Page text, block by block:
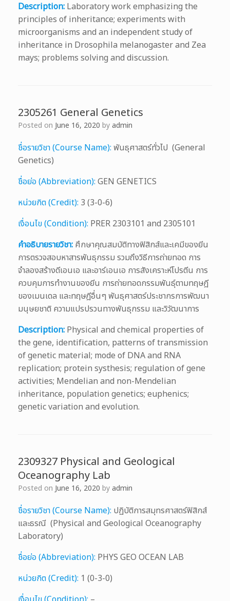
Description: Laboratory work emphasizing the
principles of inheritance; experiments with
microorganisms and an independent study of
inheritance in Drosophila melanogaster and Zea
mays; problems solving and discussion.
2305261 General Genetics
Posted on June 16, 2020 byadmin
ชื่อรายวิชา (Course Name): พันธุศาสตร์ทั่วไป (General
Genetics)
ชื่อย่อ (Abbreviation): GEN GENETICS
หน่วยกิต (Credit): 3 (3-0-6)
เงื่อนไข (Condition): PRER 2303101 and 2305101
คำอธิบายรายวิชา: ศึกษาคุณสมบัติทางฟิสิกส์และเคมีของยีน
การตรวจสอบหาสารพันธุกรรม รวมถึงวิธีการถ่ายทอด การ
จำลองสร้างดีเอนเอ และอาร์เอนเอ การสังเคราะห์โปรตีน การ
ควบคุมการทำงานของยีน การถ่ายทอดกรรมพันธุ์ตามทฤษฎี
ของเมนเดล และทฤษฎีอื่นๆ พันธุศาสตร์ประชากรการพัฒนา
มนุษยชาติ ความแปรปรวนทางพันธุกรรม และวิวัฒนาการ
Description: Physical and chemical properties of
the gene, identification, patterns of transmission
of genetic material; mode of DNA and RNA
replication; protein systhesis; regulation of gene
activities; Mendelian and non-Mendelian
inheritance, population genetics; euphenics;
genetic variation and evolution.
2309327 Physical and Geological
Oceanography Lab
Posted on June 16, 2020 byadmin
ชื่อรายวิชา (Course Name): ปฏิบัติการสมุทรศาสตร์ฟิสิกส์
และธรณี (Physical and Geological Oceanography
Laboratory)
ชื่อย่อ (Abbreviation): PHYS GEO OCEAN LAB
หน่วยกิต (Credit): 1 (0-3-0)